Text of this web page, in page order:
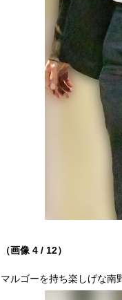
（画像 4 / 12）
マルゴーを持ち楽しげな南